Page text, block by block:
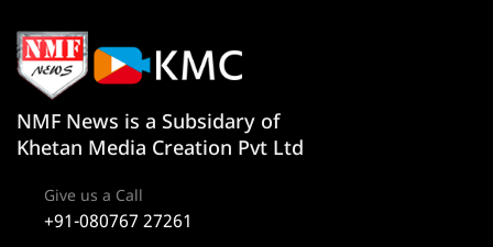
NMF News is a Subsidary of
Khetan Media Creation Pvt Ltd
Give us a Call
+91-080767 27261